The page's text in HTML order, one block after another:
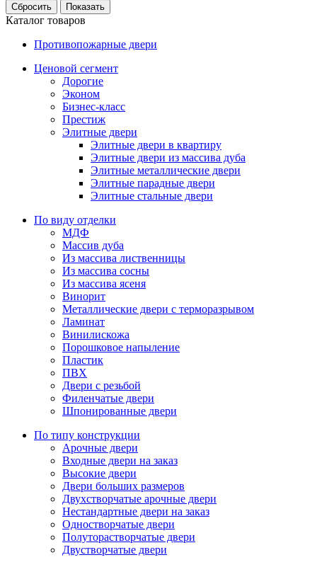
Каталог товаров
Противопожарные двери
Ценовой сегмент
Дорогие
Эконом
Бизнес-класс
Престиж
Элитные двери
Элитные двери в квартиру
Элитные двери из массива дуба
Элитные металлические двери
Элитные парадные двери
Элитные стальные двери
По виду отделки
МДФ
Массив дуба
Из массива лиственницы
Из массива сосны
Из массива ясеня
Винорит
Металлические двери с терморазрывом
Ламинат
Винилискожа
Порошковое напыление
Пластик
ПВХ
Двери с резьбой
Филенчатые двери
Шпонированные двери
По типу конструкции
Арочные двери
Входные двери на заказ
Высокие двери
Двери больших размеров
Двухстворчатые арочные двери
Нестандартные двери на заказ
Одностворчатые двери
Полуторастворчатые двери
Двустворчатые двери